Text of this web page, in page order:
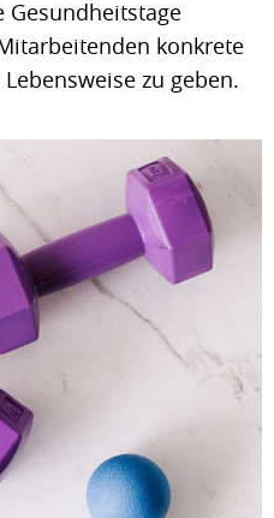
Gesundheitstage
konkrete
zu geben.